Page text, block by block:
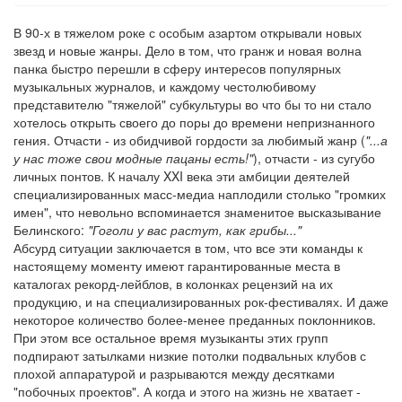
В 90-х в тяжелом роке с особым азартом открывали новых
звезд и новые жанры. Дело в том, что гранж и новая волна
панка быстро перешли в сферу интересов популярных
музыкальных журналов, и каждому честолюбивому
представителю "тяжелой" субкультуры во что бы то ни стало
хотелось открыть своего до поры до времени непризнанного
гения. Отчасти - из обидчивой гордости за любимый жанр ("...а
у нас тоже свои модные пацаны есть!"), отчасти - из сугубо
личных понтов. К началу XXI века эти амбиции деятелей
специализированных масс-медиа наплодили столько "громких
имен", что невольно вспоминается знаменитое высказывание
Белинского: "Гоголи у вас растут, как грибы..."
Абсурд ситуации заключается в том, что все эти команды к
настоящему моменту имеют гарантированные места в
каталогах рекорд-лейблов, в колонках рецензий на их
продукцию, и на специализированных рок-фестивалях. И даже
некоторое количество более-менее преданных поклонников.
При этом все остальное время музыканты этих групп
подпирают затылками низкие потолки подвальных клубов с
плохой аппаратурой и разрываются между десятками
"побочных проектов". А когда и этого на жизнь не хватает -